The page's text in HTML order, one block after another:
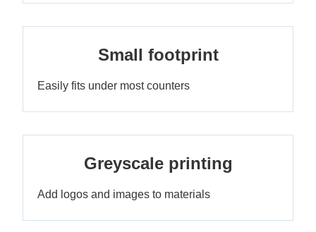
Small footprint
Easily fits under most counters
Greyscale printing
Add logos and images to materials